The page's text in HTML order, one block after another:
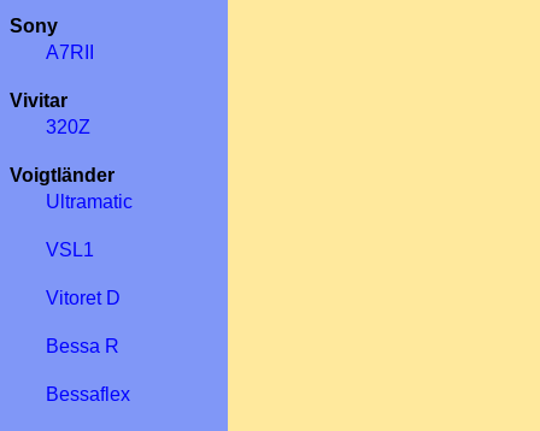
Sony
A7RII
Vivitar
320Z
Voigtländer
Ultramatic
VSL1
Vitoret D
Bessa R
Bessaflex